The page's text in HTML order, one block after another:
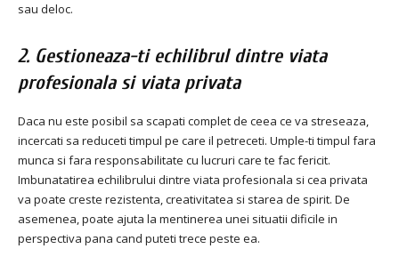
sau deloc.
2. Gestioneaza-ti echilibrul dintre viata
profesionala si viata privata
Daca nu este posibil sa scapati complet de ceea ce va streseaza,
incercati sa reduceti timpul pe care il petreceti. Umple-ti timpul fara
munca si fara responsabilitate cu lucruri care te fac fericit.
Imbunatatirea echilibrului dintre viata profesionala si cea privata
va poate creste rezistenta, creativitatea si starea de spirit. De
asemenea, poate ajuta la mentinerea unei situatii dificile in
perspectiva pana cand puteti trece peste ea.